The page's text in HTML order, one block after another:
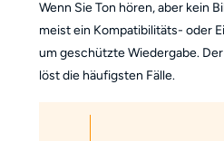
Wenn Sie Ton hören, aber kein
meist ein Kompatibilitäts- oder
um geschützte Wiedergabe.
löst die häufigsten Fälle.